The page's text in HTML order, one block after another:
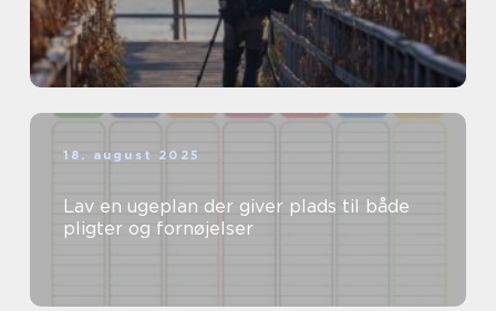
18. august 2025
Lav en ugeplan der giver plads til både
pligter og fornøjelser